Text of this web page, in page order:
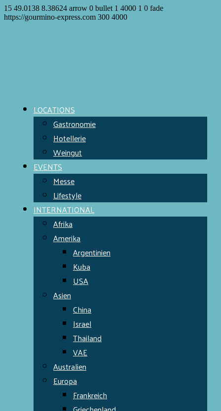
15 49.0138 8.38624 arrow 0 bullet 1 4000 1 0 fade
https://gourmino-express.com 300 4000
LOCATIONS
Gastronomie
Hotellerie
Weingut
EVENTS
Messe
Lifestyle
INTERNATIONAL
Afrika
Amerika
Argentinien
Kuba
USA
Asien
China
Israel
Thailand
VAE
Australien
Europa
Frankreich